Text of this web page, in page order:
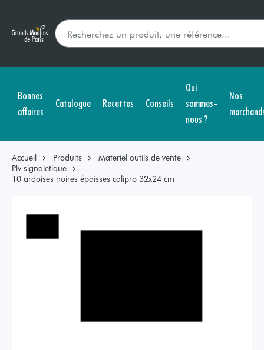
Bonnes
affaires
Catalogue Recettes Conseils
Qui
sommes-
nous ?
Nos
Accueil Produits
Materiel outils de vente
Plv signaletique
10 ardoises noires épaisses calipro 32x24 cm